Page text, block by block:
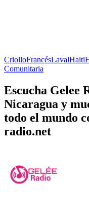
CriolloFrancésLavalHaiti
Comunitaria
Escucha Gelee
Nicaragua y
todo el mundo
radio.net